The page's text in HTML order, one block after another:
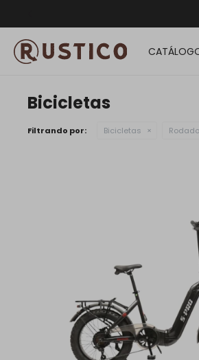
Bicicletas
Filtrando por: Bicicletas